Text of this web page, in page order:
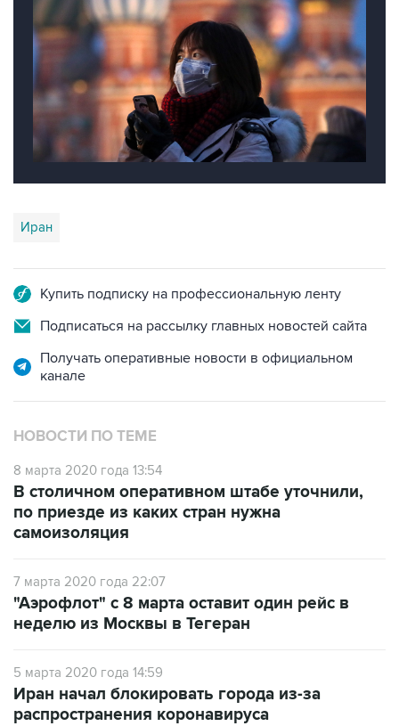
Иран
Купить подписку на профессиональную ленту
Подписаться на рассылку главных новостей сайта
Получать оперативные новости в официальном
канале
НОВОСТИ ПО ТЕМЕ
8 марта 2020 года 13:54
В столичном оперативном штабе уточнили,
по приезде из каких стран нужна
самоизоляция
7 марта 2020 года 22:07
"Аэрофлот" с 8 марта оставит один рейс в
неделю из Москвы в Тегеран
5 марта 2020 года 14:59
Иран начал блокировать города из-за
распространения коронавируса